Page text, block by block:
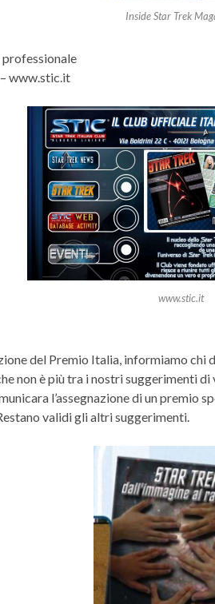
Inside Star Trek
www.stic.it
www.stic.it
del Premio Italia, informiamo chi
non è più tra i nostri suggerimenti
l’assegnazione di un premio
validi gli altri suggerimenti.